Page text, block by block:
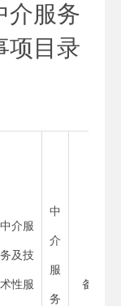
介服务
项目录
中介服
务及技
术性服
中
介
服
务
备注